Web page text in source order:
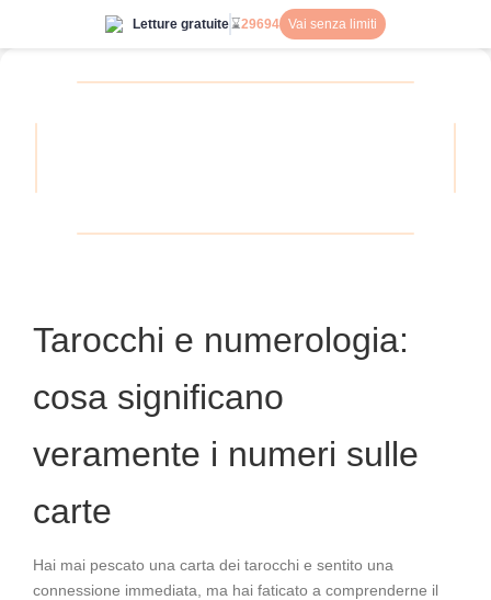
Letture gratuite⌛29694 Vai senza limiti
Tarocchi e numerologia:
cosa significano
veramente i numeri sulle
carte
Hai mai pescato una carta dei tarocchi e sentito una
connessione immediata, ma hai faticato a comprenderne il